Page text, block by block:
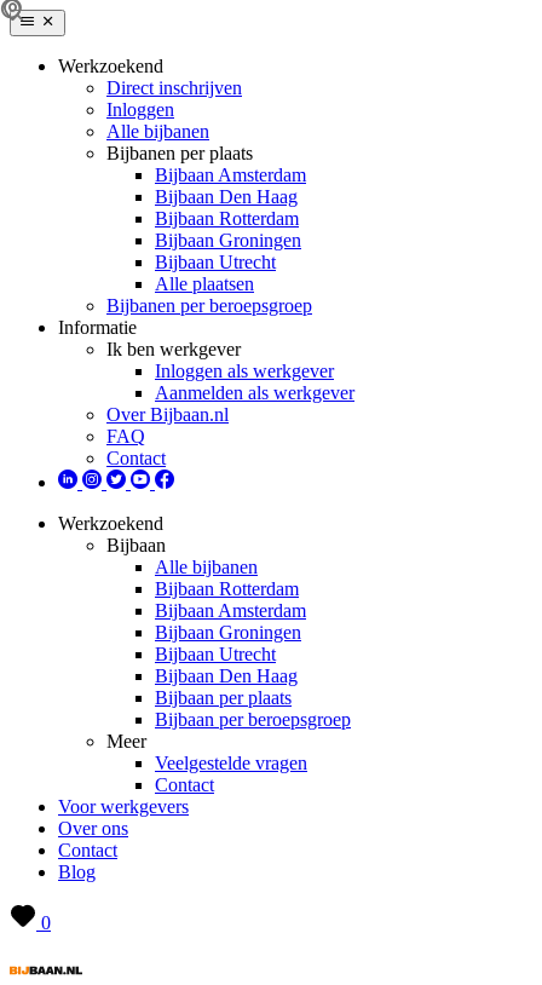
Werkzoekend
Direct inschrijven
Inloggen
Alle bijbanen
Bijbanen per plaats
Bijbaan Amsterdam
Bijbaan Den Haag
Bijbaan Rotterdam
Bijbaan Groningen
Bijbaan Utrecht
Alle plaatsen
Bijbanen per beroepsgroep
Informatie
Ik ben werkgever
Inloggen als werkgever
Aanmelden als werkgever
Over Bijbaan.nl
FAQ
Contact
Werkzoekend
Bijbaan
Alle bijbanen
Bijbaan Rotterdam
Bijbaan Amsterdam
Bijbaan Groningen
Bijbaan Utrecht
Bijbaan Den Haag
Bijbaan per plaats
Bijbaan per beroepsgroep
Meer
Veelgestelde vragen
Contact
Voor werkgevers
Over ons
Contact
Blog
0